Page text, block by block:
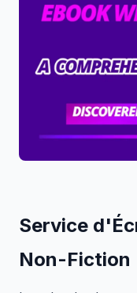
Service
Non-Fiction